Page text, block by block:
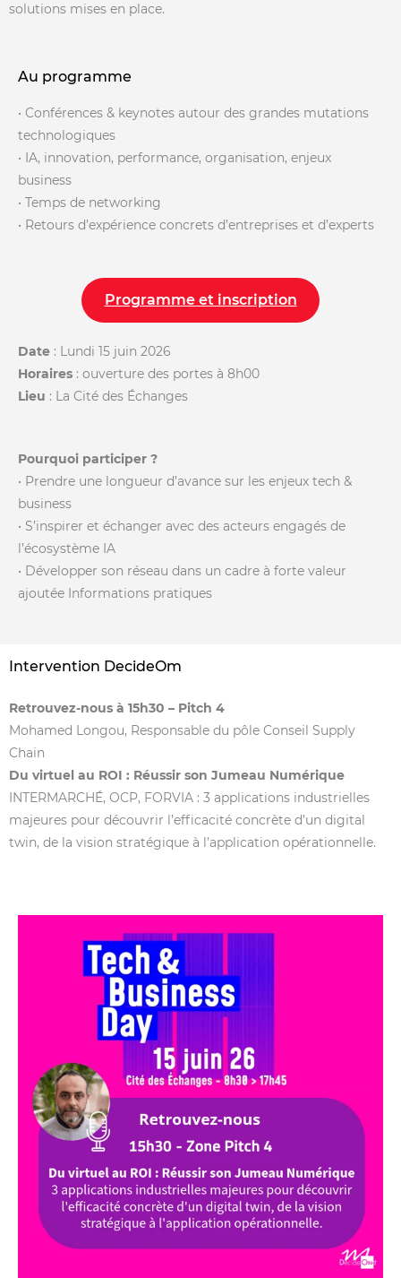
solutions mises en place.
Au programme
• Conférences & keynotes autour des grandes mutations
technologiques
• IA, innovation, performance, organisation, enjeux
business
• Temps de networking
• Retours d’expérience concrets d’entreprises et d’experts
Programme et inscription
Date : Lundi 15 juin 2026
Horaires : ouverture des portes à 8h00
Lieu : La Cité des Échanges
Pourquoi participer ?
• Prendre une longueur d’avance sur les enjeux tech &
business
• S’inspirer et échanger avec des acteurs engagés de
l’écosystème IA
• Développer son réseau dans un cadre à forte valeur
ajoutée Informations pratiques
Intervention DecideOm
Retrouvez-nous à 15h30 – Pitch 4
Mohamed Longou, Responsable du pôle Conseil Supply
Chain
Du virtuel au ROI : Réussir son Jumeau Numérique
INTERMARCHÉ, OCP, FORVIA : 3 applications industrielles
majeures pour découvrir l’efficacité concrète d’un digital
twin, de la vision stratégique à l’application opérationnelle.